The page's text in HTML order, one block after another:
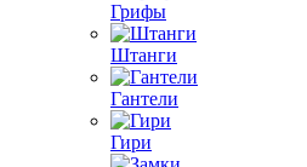
Грифы
Штанги
Гантели
Гири